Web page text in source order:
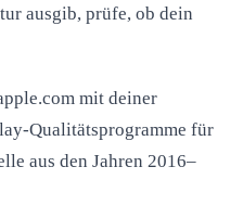
ausgib, prüfe, ob dein
mit deiner
Qualitätsprogramme für
aus den Jahren 2016–